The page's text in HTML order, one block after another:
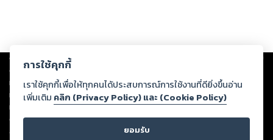
Copyright © 2026
ต่อผลงานหรือเนื้อหาใดที่อัปโหลดผ่านเว็บไซต์และปรากฏว่าละเมิดสิทธิใน
ทรัพย์สินทางปัญญาของบุคคลอื่นหรือขัดต่อกฎหมายและศีลธรรม ดังนั้น ผู้อ่าน
ทุกท่านโปรดใช้วิจารณญาณในการกลั่นกรองด้วยตนเอง และหากท่านพบว่าส่วน
หนึ่งส่วนใดขัดต่อกฎหมายและศีลธรรม กรุณาแจ้งมายังบริษัท เพื่อทีมงานจะได้
ดำเนินการในทันที ทั้งนี้ ทางสตอรี่ล็อกขอสงวนลิขสิทธิ์ตามพระราชบัญญัติ
ลิขสิทธิ์ พ.ศ. 2537 (ฉบับล่าสุด)
การใช้คุกกี้
เราใช้คุกกี้เพื่อให้ทุกคนได้ประสบการณ์การใช้งานที่ดียิ่งขึ้นอ่าน
เพิ่มเติม คลิก (Privacy Policy) และ (Cookie Policy)
ยอมรับ